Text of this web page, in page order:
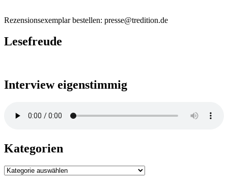
Rezensionsexemplar bestellen: presse@tredition.de
Lesefreude
Interview eigenstimmig
Kategorien
Kategorien